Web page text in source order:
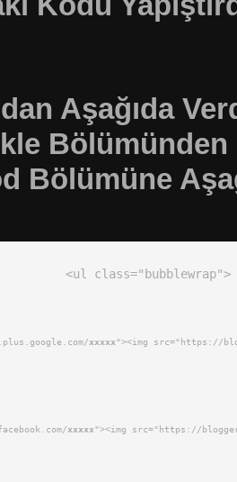
Aşağıda
Bölümüne
<ul class="bubblewrap">
xxxxx"><img src="https://
xxxxx"><img src="https://